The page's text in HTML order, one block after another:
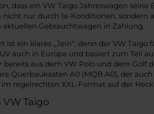
dass ein VW Taigo Jahreswagen
nur durch 1a-Konditionen,
Gebrauchtwagen in Zahlung.
ist ein klares „Jein“, denn der VW
auch in Europa und basiert zum Teil
aus dem VW Polo und dem
Querbaukasten A0 (MQB A0), der
regelrechten XXL-Format auf der
Taigo